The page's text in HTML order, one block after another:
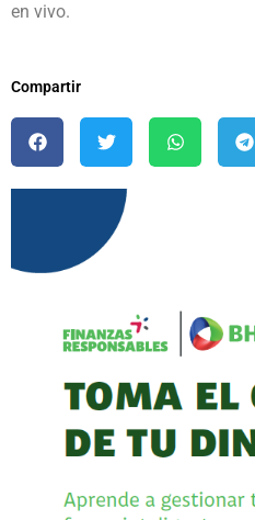
en vivo.
Compartir